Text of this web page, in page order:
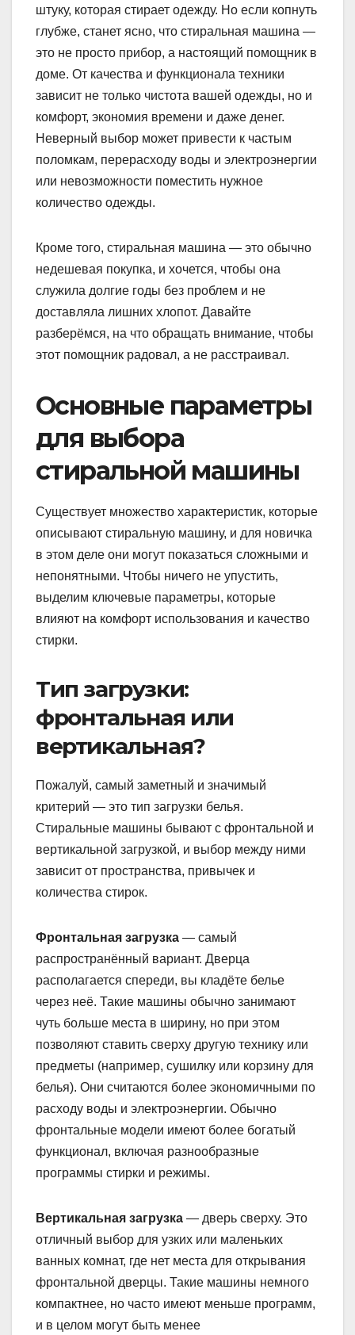
штуку, которая стирает одежду. Но если копнуть
глубже, станет ясно, что стиральная машина —
это не просто прибор, а настоящий помощник в
доме. От качества и функционала техники
зависит не только чистота вашей одежды, но и
комфорт, экономия времени и даже денег.
Неверный выбор может привести к частым
поломкам, перерасходу воды и электроэнергии
или невозможности поместить нужное
количество одежды.
Кроме того, стиральная машина — это обычно
недешевая покупка, и хочется, чтобы она
служила долгие годы без проблем и не
доставляла лишних хлопот. Давайте
разберёмся, на что обращать внимание, чтобы
этот помощник радовал, а не расстраивал.
Основные параметры
для выбора
стиральной машины
Существует множество характеристик, которые
описывают стиральную машину, и для новичка
в этом деле они могут показаться сложными и
непонятными. Чтобы ничего не упустить,
выделим ключевые параметры, которые
влияют на комфорт использования и качество
стирки.
Тип загрузки:
фронтальная или
вертикальная?
Пожалуй, самый заметный и значимый
критерий — это тип загрузки белья.
Стиральные машины бывают с фронтальной и
вертикальной загрузкой, и выбор между ними
зависит от пространства, привычек и
количества стирок.
Фронтальная загрузка — самый
распространённый вариант. Дверца
располагается спереди, вы кладёте белье
через неё. Такие машины обычно занимают
чуть больше места в ширину, но при этом
позволяют ставить сверху другую технику или
предметы (например, сушилку или корзину для
белья). Они считаются более экономичными по
расходу воды и электроэнергии. Обычно
фронтальные модели имеют более богатый
функционал, включая разнообразные
программы стирки и режимы.
Вертикальная загрузка — дверь сверху. Это
отличный выбор для узких или маленьких
ванных комнат, где нет места для открывания
фронтальной дверцы. Такие машины немного
компактнее, но часто имеют меньше программ,
и в целом могут быть менее